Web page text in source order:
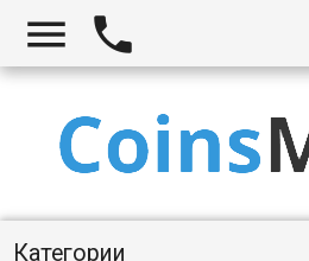
 
Категории